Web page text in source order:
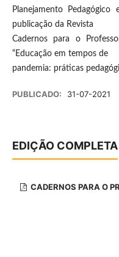
Planejamento
publicação da Revista
Cadernos para o
“Educação em tempos de
pandemia: práticas
PUBLICADO: 31-07-2021
EDIÇÃO COMPLETA
CADERNOS PARA O